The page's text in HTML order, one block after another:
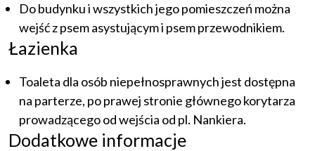
Do budynku i wszystkich jego pomieszczeń można
wejść z psem asystującym i psem przewodnikiem.
Łazienka
Toaleta dla osób niepełnosprawnych jest dostępna
na parterze, po prawej stronie głównego korytarza
prowadzącego od wejścia od pl. Nankiera.
Dodatkowe informacje